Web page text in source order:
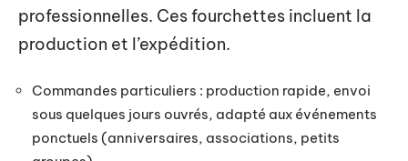
professionnelles. Ces fourchettes incluent la
production et l’expédition.
Commandes particuliers : production rapide, envoi
sous quelques jours ouvrés, adapté aux événements
ponctuels (anniversaires, associations, petits